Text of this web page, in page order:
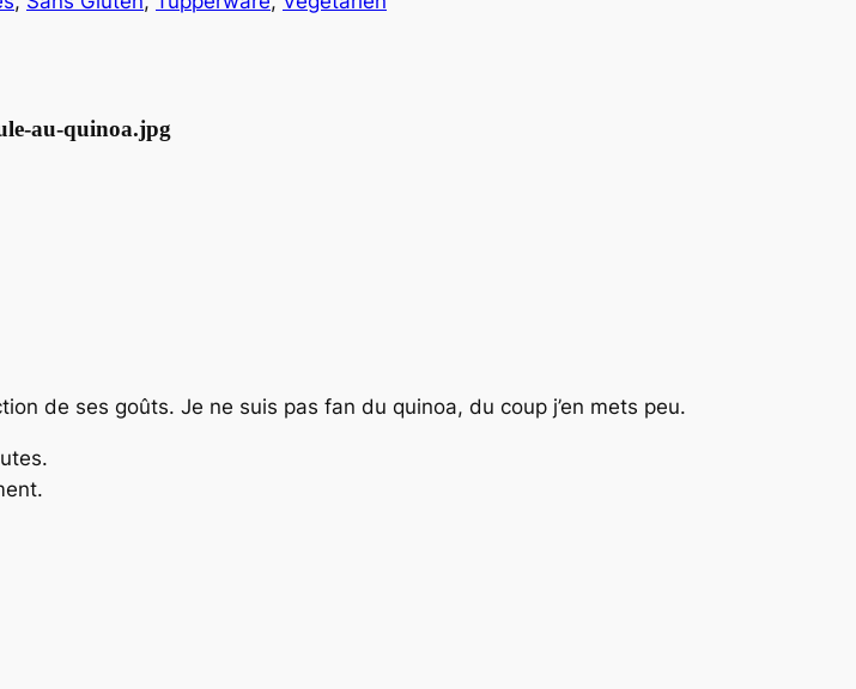
de ses goûts. Je ne suis pas fan du quinoa, du coup j’en mets peu.